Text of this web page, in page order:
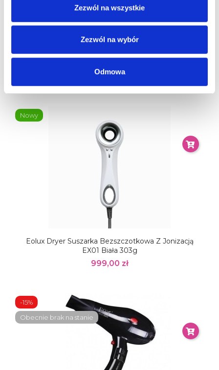
Zezwól na wszystkie
Zezwól na wybór
Odmowa
BABYLISS DYFUZOR BABD12E DO SUSZAREK ,
35,00 zł 26,25 zł
Eolux Dryer Suszarka Bezszczotkowa Z Jonizacją
EX01 Biała 303g
999,00 zł
Nowy
-15%
Obecnie brak na stanie